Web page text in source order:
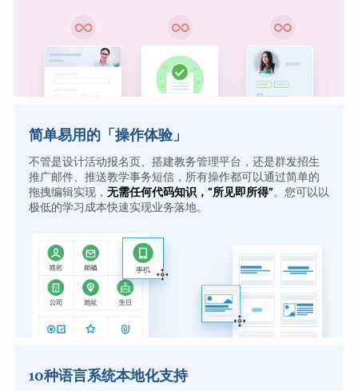
简单易用的「操作体验」
不管是设计活动报名页、搭建教务管理平台，还是群发招生
推广邮件、推送教学事务短信，所有操作都可以通过简单的
拖拽编辑实现， 无需任何代码知识，“所见即所得”。您可以以
极低的学习成本快速实现业务落地。
10种语言系统本地化支持